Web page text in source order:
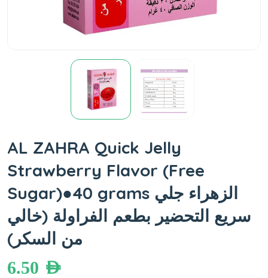
AL ZAHRA Quick Jelly
Strawberry Flavor (Free
Sugar)●40 grams الزهراء جلي
سريع التحضير بطعم الفراولة (خالي
من السكر)
6.50 AED